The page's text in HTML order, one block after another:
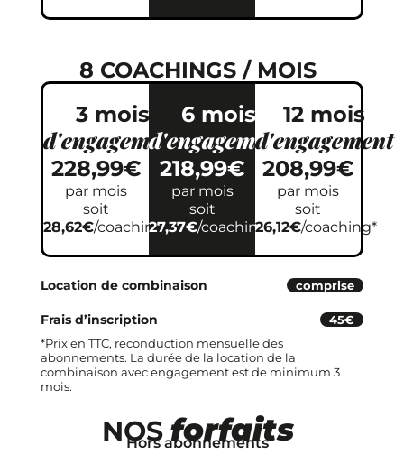
8 COACHINGS / MOIS
3 mois
d'engagement
228,99€
par mois
soit
28,62€/coaching*
6 mois
d'engagement
218,99€
par mois
soit
27,37€/coaching*
12 mois
d'engagement
208,99€
par mois
soit
26,12€/coaching*
Location de combinaison comprise
Frais d’inscription 45€
*Prix en TTC, reconduction mensuelle des
abonnements. La durée de la location de la
combinaison avec engagement est de minimum 3
mois.
NOSforfaits
Hors abonnements